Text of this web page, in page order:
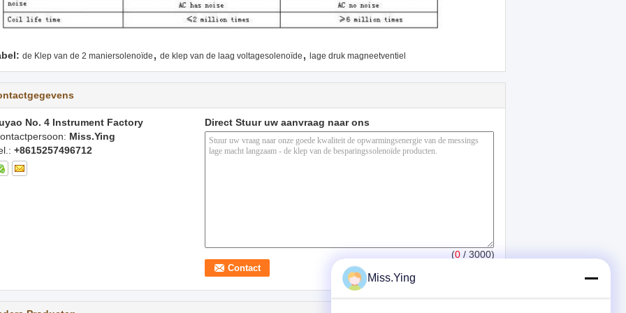
de Klep van de 2 maniersolenoïde , de klep van de laag voltagesolenoïde , lage druk magneetventiel
No. 4 Instrument Factory
Miss.Ying
+8615257496712
Direct Stuur uw aanvraag naar ons
(0 / 3000)
Miss.Ying